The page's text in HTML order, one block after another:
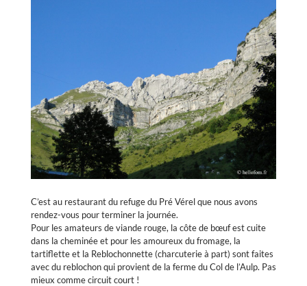
C’est au restaurant du refuge du Pré Vérel que nous avons
rendez-vous pour terminer la journée.
Pour les amateurs de viande rouge, la côte de bœuf est cuite
dans la cheminée et pour les amoureux du fromage, la
tartiflette et la Reblochonnette (charcuterie à part) sont faites
avec du reblochon qui provient de la ferme du Col de l’Aulp. Pas
mieux comme circuit court !